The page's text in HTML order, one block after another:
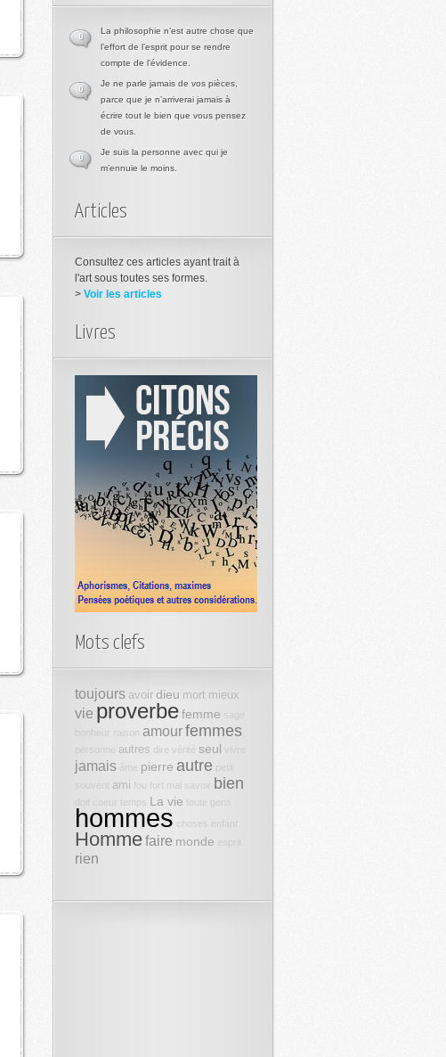
La philosophie n’est autre chose que
l’effort de l’esprit pour se rendre
compte de l’évidence.
0
Je ne parle jamais de vos pièces,
parce que je n’arriverai jamais à
écrire tout le bien que vous pensez
de vous.
0
Je suis la personne avec qui je
m’ennuie le moins.
0
Articles
Consultez ces articles ayant trait à
l'art sous toutes ses formes.
> Voir les articles
Livres
Mots clefs
toujours avoir dieu mort mieux
vie proverbefemme
raison amourfemmes
autres dire vérité seul
jamais âme pierre autre petit
souvent ami fou fort mal savoir bien
coeur temps La vie toute gens
hommes choses enfant
Hommefaire monde
rien